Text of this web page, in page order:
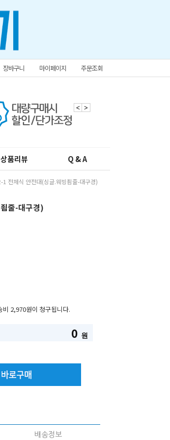
장바구니 마이페이지 주문조회
< >
상품리뷰 Q & A
1 전체식 안전대(싱글.웨빙죔줄-대구경)
줄-대구경)
2,970원이 청구됩니다.
0 원
배송정보